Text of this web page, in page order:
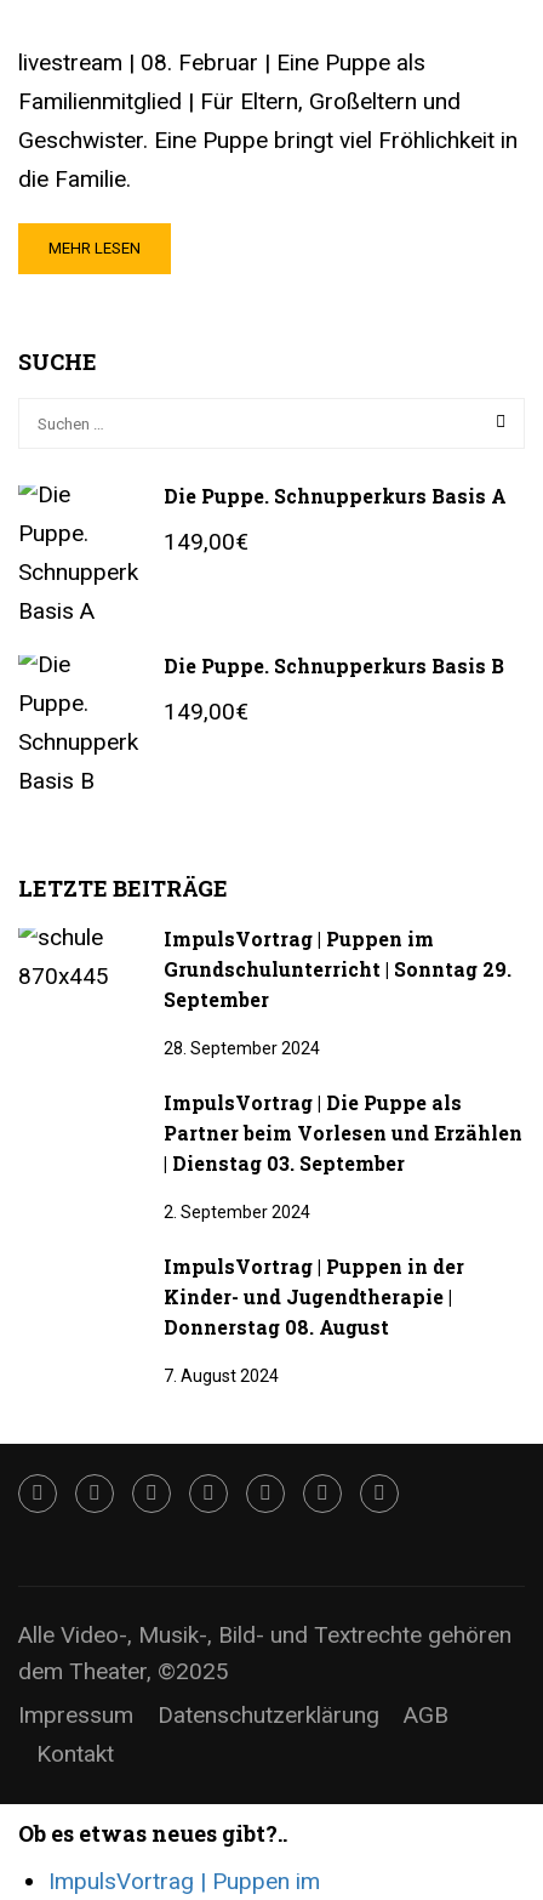
livestream | 08. Februar | Eine Puppe als
Familienmitglied | Für Eltern, Großeltern und
Geschwister. Eine Puppe bringt viel Fröhlichkeit in
die Familie.
MEHR LESEN
SUCHE
Die Puppe. Schnupperkurs Basis A
149,00€
Die Puppe. Schnupperkurs Basis B
149,00€
LETZTE BEITRÄGE
ImpulsVortrag | Puppen im
Grundschulunterricht | Sonntag 29.
September
28. September 2024
ImpulsVortrag | Die Puppe als
Partner beim Vorlesen und Erzählen
| Dienstag 03. September
2. September 2024
ImpulsVortrag | Puppen in der
Kinder- und Jugendtherapie |
Donnerstag 08. August
7. August 2024
Alle Video-, Musik-, Bild- und Textrechte gehören
dem Theater, ©2025
Impressum
Datenschutzerklärung
AGB
Kontakt
Ob es etwas neues gibt?..
ImpulsVortrag | Puppen im